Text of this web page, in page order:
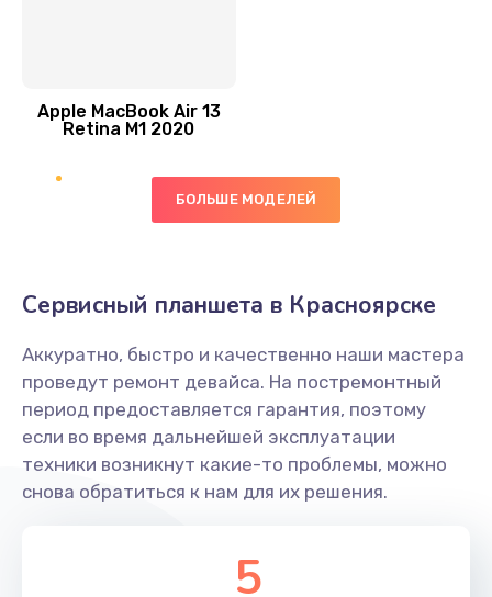
Ремонт гироскопа
750 руб.
Ремонт микрофона
450 руб.
Заказать
Ремонт GPS-модуля
650 руб.
Ремонт динамика
Apple MacBook Air 13
Retina M1 2020
БОЛЬШЕ МОДЕЛЕЙ
Сервисный планшета в Красноярске
Аккуратно, быстро и качественно наши мастера
проведут ремонт девайса. На постремонтный
период предоставляется гарантия, поэтому
если во время дальнейшей эксплуатации
техники возникнут какие-то проблемы, можно
снова обратиться к нам для их решения.
5